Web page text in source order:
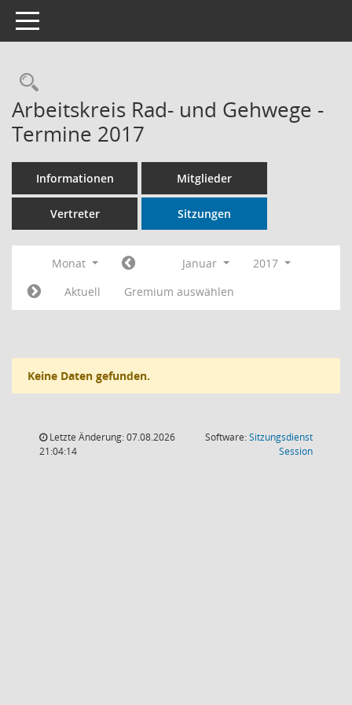
Toggle navigation
Rechercheauswahl
Arbeitskreis Rad- und Gehwege -
Termine 2017
Informationen Mitglieder
Vertreter Sitzungen
Monat Januar
2017
Aktuell
Gremium auswählen
Keine Daten gefunden.
Letzte Änderung: 07.08.2026
21:04:14
Software:Sitzungsdienst
Session(Wird in